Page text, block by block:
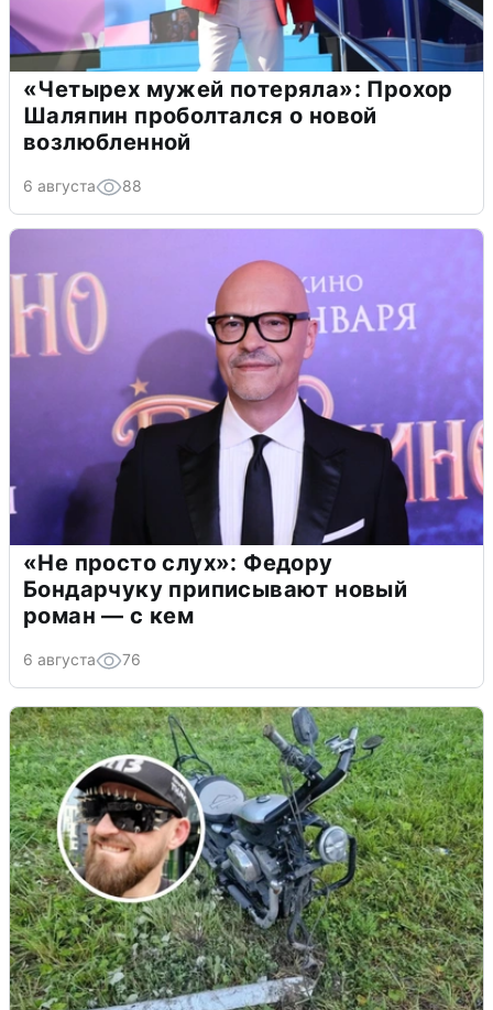
«Четырех мужей потеряла»: Прохор
Шаляпин проболтался о новой
возлюбленной
6 августа 88
«Не просто слух»: Федору
Бондарчуку приписывают новый
роман — с кем
6 августа 76